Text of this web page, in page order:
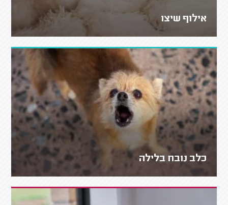
אילוף שיצו
כלב נובח בלילה